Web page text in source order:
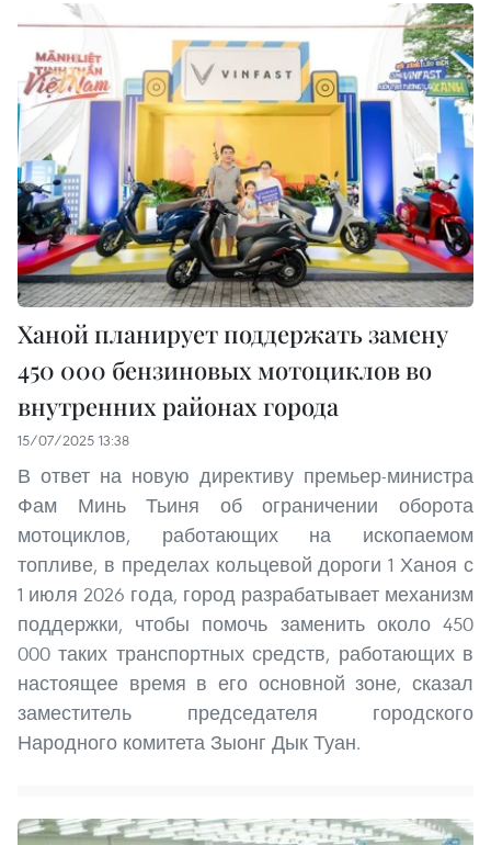
Ханой планирует поддержать замену
450 000 бензиновых мотоциклов во
внутренних районах города
15/07/2025 13:38
В ответ на новую директиву премьер-министра
Фам Минь Тьиня об ограничении оборота
мотоциклов, работающих на ископаемом
топливе, в пределах кольцевой дороги 1 Ханоя с
1 июля 2026 года, город разрабатывает механизм
поддержки, чтобы помочь заменить около 450
000 таких транспортных средств, работающих в
настоящее время в его основной зоне, сказал
заместитель председателя городского
Народного комитета Зыонг Дык Туан.